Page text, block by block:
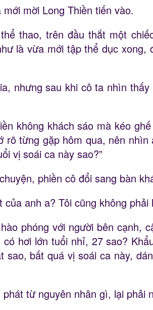
mời Long Thiền tiến vào.
thao, trên đầu thắt một
là vừa mới tập thể dục xong,
nhưng sau khi cô ta nhìn
không khách sáo mà kéo
từng gặp hôm qua, nên
vị soái ca này sao?”
phiền cô đổi sang bàn
anh a? Tôi cũng không phải
phóng với người bên cạnh,
hơi lớn tuổi nhỉ, 27 sao?
bất quá vị soái ca này,
từ nguyên nhân gì, lại phải